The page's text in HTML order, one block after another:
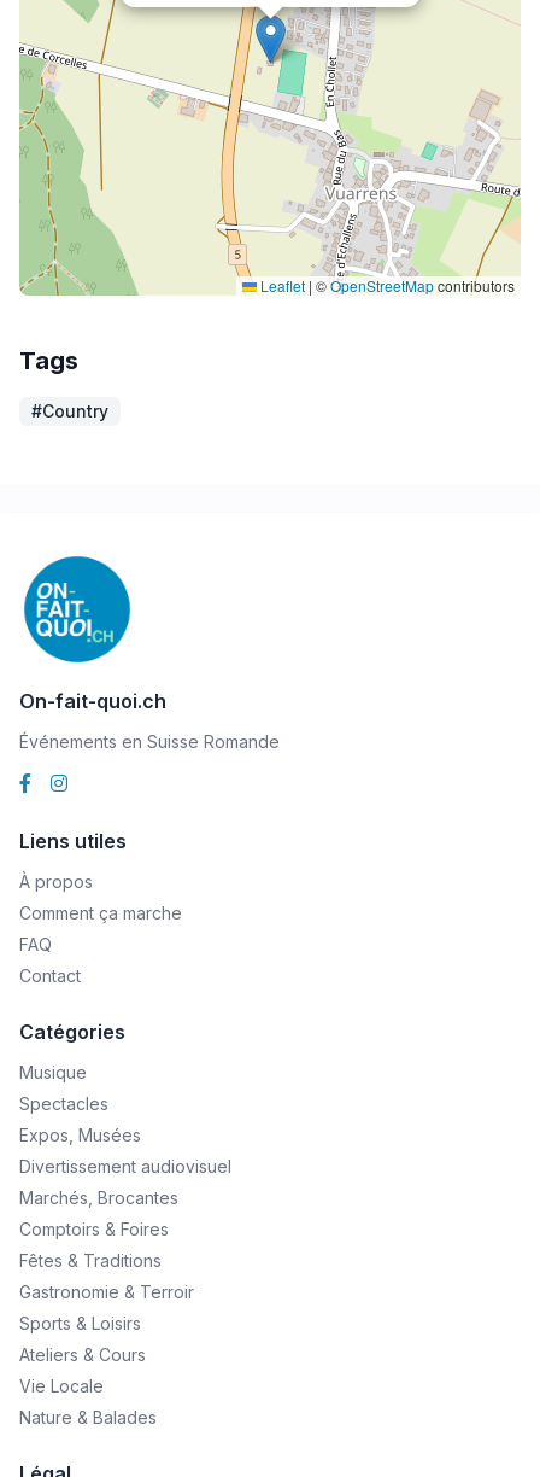
Leaflet | ©OpenStreetMapcontributors
Tags
#Country
On-fait-quoi.ch
Événements en Suisse Romande
Liens utiles
À propos
Comment ça marche
FAQ
Contact
Catégories
Musique
Spectacles
Expos, Musées
Divertissement audiovisuel
Marchés, Brocantes
Comptoirs & Foires
Fêtes & Traditions
Gastronomie & Terroir
Sports & Loisirs
Ateliers & Cours
Vie Locale
Nature & Balades